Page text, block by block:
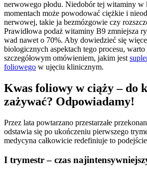
nerwowego płodu. Niedobór tej witaminy w
momentach może powodować ciężkie i
nerwowej, takie ja bezmózgowie czy
Prawidłowa podaż witaminy B9 zmniejsza
wad nawet o 70%. Aby dowiedzieć się
biologicznych aspektach tego procesu, warto
szczegółowym omówieniem, jakim jest
foliowego w ujęciu klinicznym.
Kwas foliowy w ciąży – do
zażywać? Odpowiadamy!
Przez lata powtarzano przestarzałe
odstawia się po ukończeniu pierwszego
medycyna całkowicie redefiniuje to
I trymestr – czas